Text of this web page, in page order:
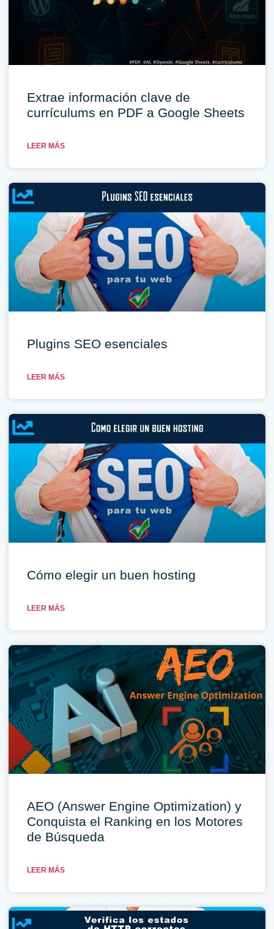
Extrae información clave de
currículums en PDF a Google Sheets
LEER MÁS
Plugins SEO esenciales
LEER MÁS
Cómo elegir un buen hosting
LEER MÁS
AEO (Answer Engine Optimization) y
Conquista el Ranking en los Motores
de Búsqueda
LEER MÁS